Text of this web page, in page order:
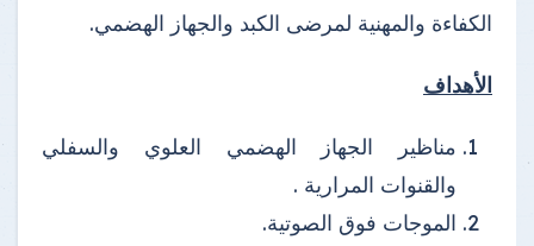
الكفاءة والمهنية لمرضى الكبد والجهاز الهضمي.
الأهداف
مناظير الجهاز الهضمي العلوي والسفلي
والقنوات المرارية .
الموجات فوق الصوتية.